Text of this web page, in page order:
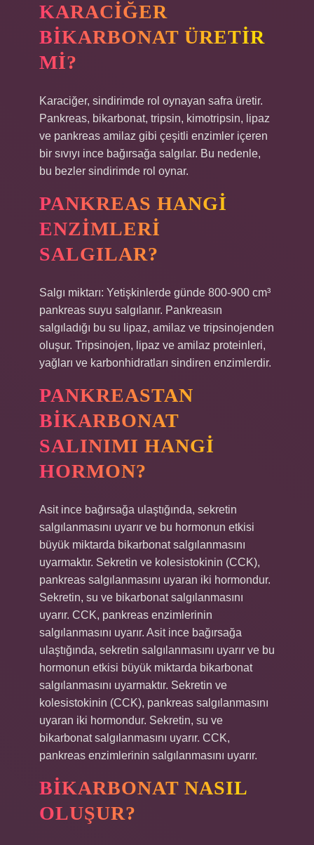
KARACIĞER
BIKARBONAT ÜRETIR
MI?
Karaciğer, sindirimde rol oynayan safra üretir.
Pankreas, bikarbonat, tripsin, kimotripsin, lipaz
ve pankreas amilaz gibi çeşitli enzimler içeren
bir sıvıyı ince bağırsağa salgılar. Bu nedenle,
bu bezler sindirimde rol oynar.
PANKREAS HANGI
ENZIMLERI
SALGILAR?
Salgı miktarı: Yetişkinlerde günde 800-900 cm³
pankreas suyu salgılanır. Pankreasın
salgıladığı bu su lipaz, amilaz ve tripsinojenden
oluşur. Tripsinojen, lipaz ve amilaz proteinleri,
yağları ve karbonhidratları sindiren enzimlerdir.
PANKREASTAN
BIKARBONAT
SALINIMI HANGI
HORMON?
Asit ince bağırsağa ulaştığında, sekretin
salgılanmasını uyarır ve bu hormonun etkisi
büyük miktarda bikarbonat salgılanmasını
uyarmaktır. Sekretin ve kolesistokinin (CCK),
pankreas salgılanmasını uyaran iki hormondur.
Sekretin, su ve bikarbonat salgılanmasını
uyarır. CCK, pankreas enzimlerinin
salgılanmasını uyarır. Asit ince bağırsağa
ulaştığında, sekretin salgılanmasını uyarır ve bu
hormonun etkisi büyük miktarda bikarbonat
salgılanmasını uyarmaktır. Sekretin ve
kolesistokinin (CCK), pankreas salgılanmasını
uyaran iki hormondur. Sekretin, su ve
bikarbonat salgılanmasını uyarır. CCK,
pankreas enzimlerinin salgılanmasını uyarır.
BIKARBONAT NASIL
OLUŞUR?